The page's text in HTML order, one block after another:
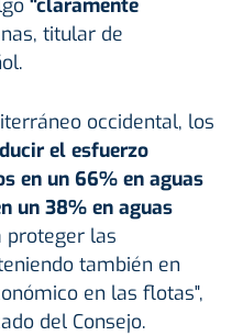
titular de
occidental, los
el esfuerzo
en un 66% en aguas
un 38% en aguas
proteger las
también en
en las flotas",
del Consejo.